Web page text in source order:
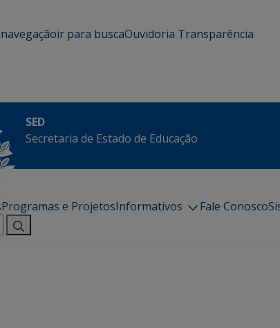
ir para buscaOuvidoria Transparência
SED
Secretaria de Estado de Educação
Programas e ProjetosInformativos Fale Conosco